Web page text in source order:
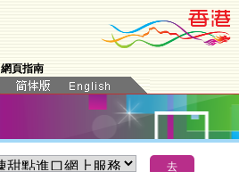
網頁指南